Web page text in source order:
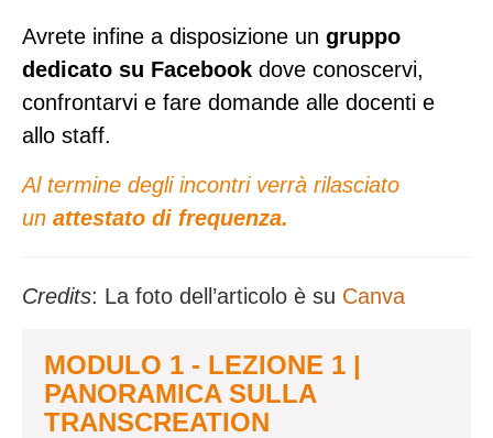
Avrete infine a disposizione un gruppo
dedicato su Facebook dove conoscervi,
confrontarvi e fare domande alle docenti e
allo staff.
Al termine degli incontri verrà rilasciato
un attestato di frequenza.
Credits: La foto dell’articolo è su Canva
MODULO 1 - LEZIONE 1 |
PANORAMICA SULLA
TRANSCREATION